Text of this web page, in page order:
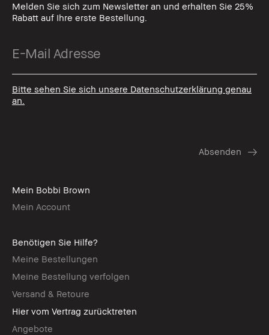
Melden Sie sich zum Newsletter an und erhalten Sie 25%
Rabatt auf Ihre erste Bestellung.
Bitte sehen Sie sich unsere Datenschutzerklärung genau
an.
Mein Bobbi Brown
Mein Account
Benötigen Sie Hilfe?
Meine Bestellungen
Meine Bestellung verfolgen
Versand & Retoure
Hier vom Vertrag zurücktreten
Angebote